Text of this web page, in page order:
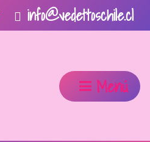
info@vedettoschile.cl
Menú